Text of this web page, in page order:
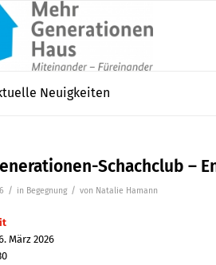
Neuigkeiten
Schachclub –
/ in Begegnung / von Natalie Hamann
März 2026